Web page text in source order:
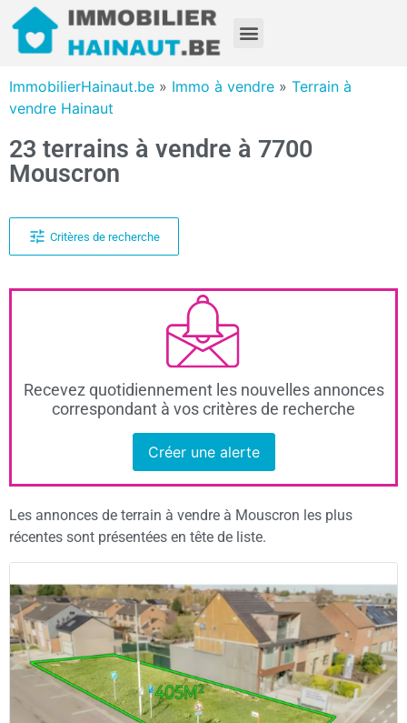
ImmobilierHainaut.be » Immo à vendre » Terrain à
vendre Hainaut
23 terrains à vendre à 7700
Mouscron
Critères de recherche
Recevez quotidiennement les nouvelles annonces
correspondant à vos critères de recherche
Créer une alerte
Les annonces de terrain à vendre à Mouscron les plus
récentes sont présentées en tête de liste.